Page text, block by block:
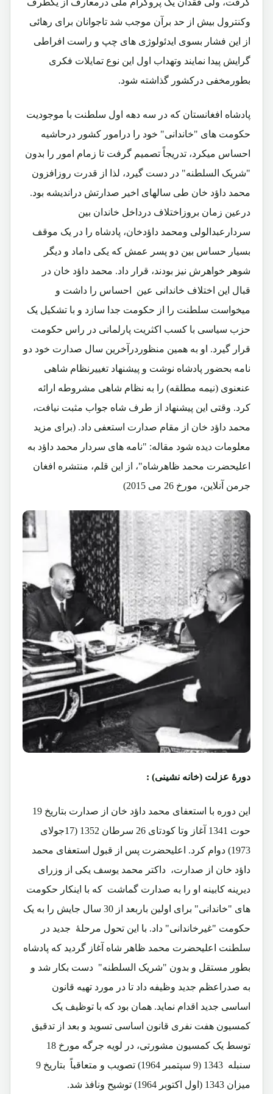
گرفت، ولی فقدان یک پروگرام ملی درمعارف از یکطرف
وکنترول بیش از حد برآن موجب شد تاجوانان برای رهائی
از این فشار بسوی ایدئولوژی های چپ و راست افراطی
گرایش پیدا نمایند وتهداب اول این نوع تمایلات فکری
بطورمخفی درکشور گذاشته شود.
پادشاه افغانستان که در سه دهه اول سلطنت با موجودیت
حکومت های "خاندانی" خود را درامور کشور درحاشیه
احساس میکرد، تدریجاً تصمیم گرفت تا زمام امور را بدون
"شریک السلطنه" در دست گیرد، لذا از قدرت روزافزون
محمد داؤد خان طی سالهای اخیر صدارتش دراندیشه بود.
درعین زمان بروزاختلاف درداخل خاندان بین
سردارعبدالولی ومحمد داؤدخان، پادشاه را در یک موقف
بسیار حساس بین دو پسر عمش که یکی داماد و دیگر
شوهر خواهرش نیز بودند، قرار داد. محمد داؤد خان در
قبال این اختلاف خاندانی عین احساس را داشت و
میخواست سلطنت را از حکومت جدا سازد و با تشکیل یک
حزب سیاسی با کسب اکثریت پارلمانی در راس حکومت
قرار گیرد. او به همین منظوردرآخرین سال صدارت خود دو
نامه بحضور پادشاه نوشت و پیشنهاد تغییرنظام شاهی
عنعنوی (نیمه مطلقه) را به نظام شاهی مشروطه ارائه
کرد. وقتی این پیشنهاد از طرف شاه جواب مثبت نیافت،
محمد داؤد خان از مقام صدارت استعفی داد. (برای مزید
معلومات دیده شود مقاله: "نامه های سردار محمد داؤد به
اعلیحضرت محمد ظاهرشاه"، از این قلم، منتشره افغان
جرمن آنلاین، مورخ 26 می 2015)
دورۀ عزلت (خانه نشینی) :
این دوره با استعفای محمد داؤد خان از صدارت بتاریخ 19
حوت 1341 آغاز وتا کودتای 26 سرطان 1352 (17جولای
1973) دوام کرد. اعلیحضرت پس از قبول استعفای محمد
داؤد خان از صدارت، داکتر محمد یوسف یکی از وزرای
دیرینه کابینه او را به صدارت گماشت که با اینکار حکومت
های "خاندانی" برای اولین باربعد از 30 سال جایش را به یک
حکومت "غیرخاندانی" داد. با این تحول مرحلۀ جدید در
سلطنت اعلیحضرت محمد ظاهر شاه آغاز گردید که پادشاه
بطور مستقل و بدون "شریک السلطنه" دست بکار شد و
به صدراعظم جدید وظیفه داد تا در مورد تهیه قانون
اساسی جدید اقدام نماید. همان بود که با توظیف یک
کمسیون هفت نفری قانون اساسی تسوید و بعد از تدقیق
توسط یک کمسیون مشورتی، در لویه جرگه مورخ 18
سنبله 1343 (9 سپتمبر 1964) تصویب و متعاقباً بتاریخ 9
میزان 1343 (اول اکتوبر 1964) توشیح ونافذ شد.